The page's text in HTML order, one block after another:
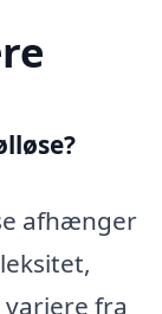
afhænger
fra